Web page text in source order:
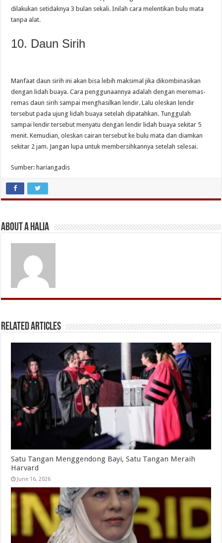
dilakukan setidaknya 3 bulan sekali. Inilah cara melentikan bulu mata
tanpa alat.
10. Daun Sirih
Manfaat daun sirih ini akan bisa lebih maksimal jika dikombinasikan
dengan lidah buaya. Cara penggunaannya adalah dengan meremas-
remas daun sirih sampai menghasilkan lendir. Lalu oleskan lendir
tersebut pada ujung lidah buaya setelah dipatahkan. Tunggulah
sampai lendir tersebut menyatu dengan lendir lidah buaya sekitar 5
menit. Kemudian, oleskan cairan tersebut ke bulu mata dan diamkan
sekitar 2 jam. Jangan lupa untuk membersihkannya setelah selesai.
Sumber: hariangadis
About A Halia
Related Articles
Satu Tangan Menggendong Bayi, Satu Tangan Meraih
Harvard
June 16, 2026